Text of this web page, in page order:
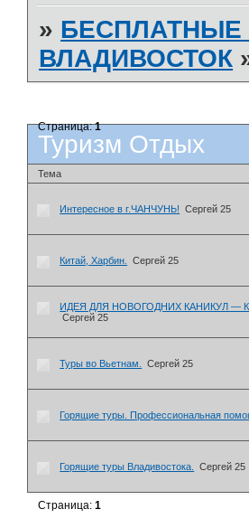
» БЕСПЛАТНЫЕ
ВЛАДИВОСТОК
Туризм Отдых
Страница:1
Тема
Интересное в г.ЧАНЧУНЬ! Сергей 25
Китай, Харбин. Сергей 25
ИДЕЯ ДЛЯ НОВОГОДНИХ КАНИКУЛ —
Сергей 25
Туры во Вьетнам. Сергей 25
Горящие туры. Профессиональная
Горящие туры Владивостока. Сергей 25
Страница:1